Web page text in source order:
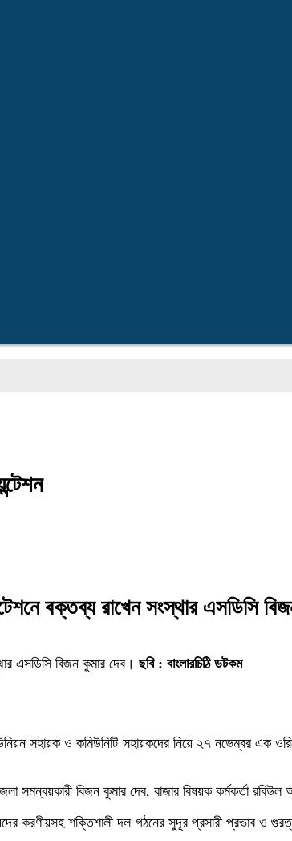
বক্তব্য রাখেন সংস্থার এসডিসি
এসডিসি বিজন কুমার দেব। ছবি : বাংলারচিঠি ডটকম
সহায়ক ও কমিউনিটি সহায়কদের নিয়ে ২৭ নভেম্বর এক
সমন্বয়কারী বিজন কুমার দেব, বাজার বিষয়ক কর্মকর্তা
করণীয়সহ শক্তিশালী দল গঠনের সুদূর প্রসারী প্রভাব ও